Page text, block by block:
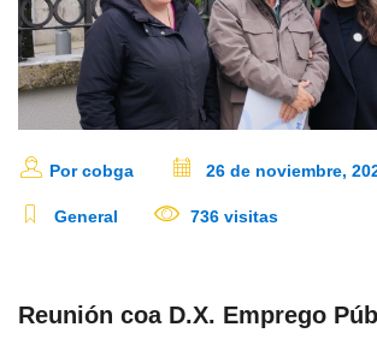
Por cobga 26 de noviembre,
General 736 visitas
Reunión coa D.X. Emprego